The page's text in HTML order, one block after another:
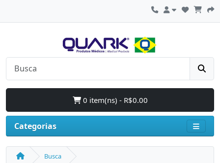
0 item(ns) - R$0.00
Categorias
Busca